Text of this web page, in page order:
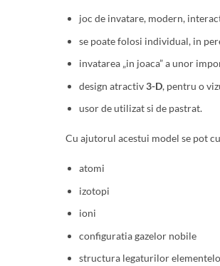
joc de invatare, modern,
se poate folosi individual, in
invatarea „in joaca” a unor
design atractiv3-D, pentru o
usor de utilizat si de pastrat.
Cu ajutorul acestui model se pot
atomi
izotopi
ioni
configuratia gazelor nobile
structura legaturilor